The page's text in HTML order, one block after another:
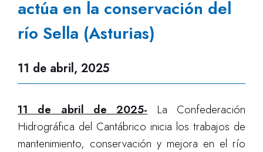
actúa en la conservación del
río Sella (Asturias)
11 de abril, 2025
11 de abril de 2025-
La Confederación
Hidrográfica del Cantábrico inicia los trabajos de
mantenimiento, conservación y mejora en el río